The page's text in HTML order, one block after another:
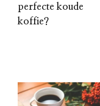
perfecte koude
koffie?